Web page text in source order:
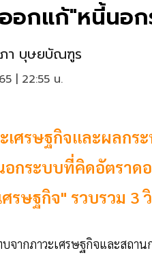
อกแก้"หนี้นอก
า บุษยบัณฑูร
| 22:55 น.
เศรษฐกิจและผลกร
อกระบบที่คิดอัตราด
ศรษฐกิจ" รวบรวม
จากภาวะเศรษฐกิจและสถาน